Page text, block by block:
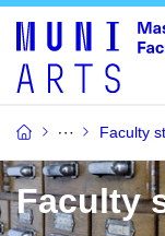
Faculty
Faculty